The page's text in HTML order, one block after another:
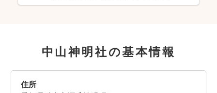
中山神明社の基本情報
住所